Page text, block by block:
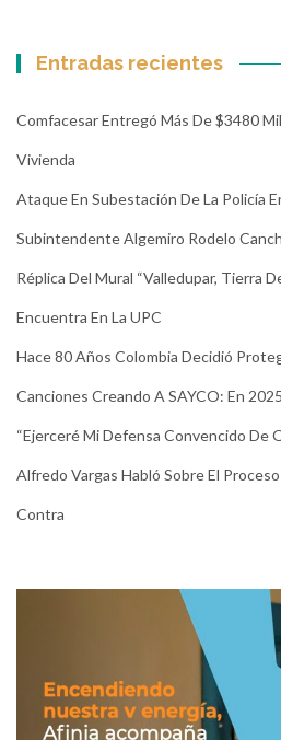
Entradas recientes
Comfacesar Entregó Más De $3480
Vivienda
Ataque En Subestación De La Policía
Subintendente Algemiro Rodelo
Réplica Del Mural “Valledupar, Tierra
Encuentra En La UPC
Hace 80 Años Colombia Decidió
Canciones Creando A SAYCO: En
“Ejerceré Mi Defensa Convencido De
Alfredo Vargas Habló Sobre El
Contra